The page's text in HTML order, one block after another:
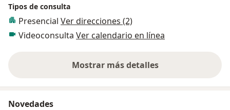
Tipos de consulta
Presencial Ver direcciones (2)
Videoconsulta Ver calendario en línea
Mostrar más detalles
sobre la experiencia
Novedades